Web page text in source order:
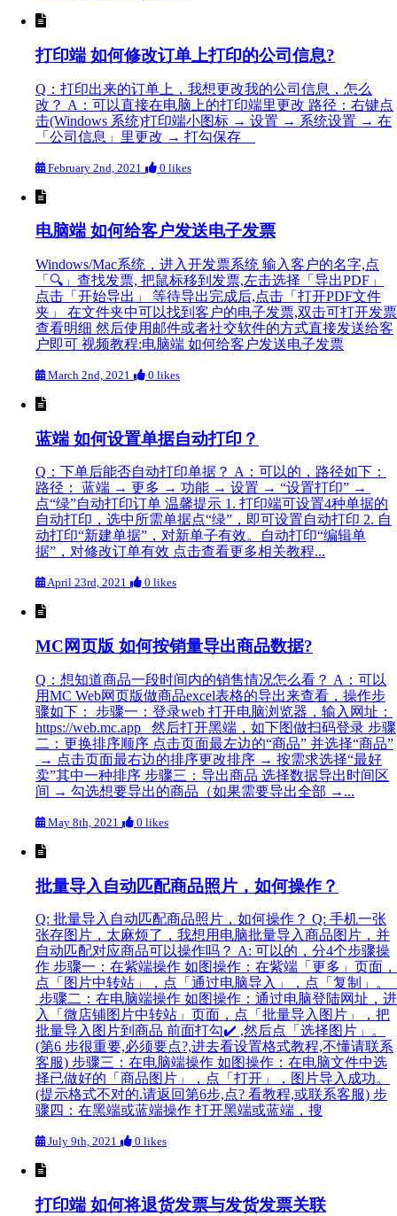
打印端 如何修改订单上打印的公司信息?
Q：打印出来的订单上，我想更改我的公司信息，怎么
改？ A：可以直接在电脑上的打印端里更改 路径：右键点
击(Windows 系统)打印端小图标 → 设置 → 系统设置 → 在
「公司信息」里更改 → 打勾保存
February 2nd, 2021 0 likes
电脑端 如何给客户发送电子发票
Windows/Mac系统，进入开发票系统 输入客户的名字,点
「🔍」查找发票, 把鼠标移到发票,左击选择「导出PDF」
点击「开始导出」 等待导出完成后,点击「打开PDF文件
夹」 在文件夹中可以找到客户的电子发票,双击可打开发票
查看明细 然后使用邮件或者社交软件的方式直接发送给客
户即可 视频教程:电脑端 如何给客户发送电子发票
March 2nd, 2021 0 likes
蓝端 如何设置单据自动打印？
Q：下单后能否自动打印单据？ A：可以的，路径如下：
路径： 蓝端 → 更多 → 功能 → 设置 → “设置打印” →
点“绿”自动打印订单 温馨提示 1. 打印端可设置4种单据的
自动打印，选中所需单据点“绿”，即可设置自动打印 2. 自
动打印“新建单据”，对新单子有效。自动打印“编辑单
据”，对修改订单有效 点击查看更多相关教程...
April 23rd, 2021 0 likes
MC网页版 如何按销量导出商品数据?
Q：想知道商品一段时间内的销售情况怎么看？ A：可以
用MC Web网页版做商品excel表格的导出来查看，操作步
骤如下： 步骤一：登录web 打开电脑浏览器，输入网址：
https://web.mc.app 然后打开黑端，如下图做扫码登录 步骤
二：更换排序顺序 点击页面最左边的“商品” 并选择“商品”
→ 点击页面最右边的排序更改排序 → 按需求选择“最好
卖”其中一种排序 步骤三：导出商品 选择数据导出时间区
间 → 勾选想要导出的商品（如果需要导出全部 →...
May 8th, 2021 0 likes
批量导入自动匹配商品照片，如何操作？
Q: 批量导入自动匹配商品照片，如何操作？ Q: 手机一张
张存图片，太麻烦了，我想用电脑批量导入商品图片，并
自动匹配对应商品可以操作吗？ A: 可以的，分4个步骤操
作 步骤一：在紫端操作 如图操作：在紫端「更多」页面，
点「图片中转站」，点「通过电脑导入」，点「复制」。
步骤二：在电脑端操作 如图操作：通过电脑登陆网址，进
入「微店铺图片中转站」页面，点「批量导入图片」，把
批量导入图片到商品 前面打勾✔️ ,然后点「选择图片」。
(第6 步很重要,必须要点?,进去看设置格式教程,不懂请联系
客服) 步骤三：在电脑端操作 如图操作：在电脑文件中选
择已做好的「商品图片」，点「打开」，图片导入成功。
(提示格式不对的.请返回第6步,点? 看教程,或联系客服) 步
骤四：在黑端或蓝端操作 打开黑端或蓝端，搜
July 9th, 2021 0 likes
打印端 如何将退货发票与发货发票关联